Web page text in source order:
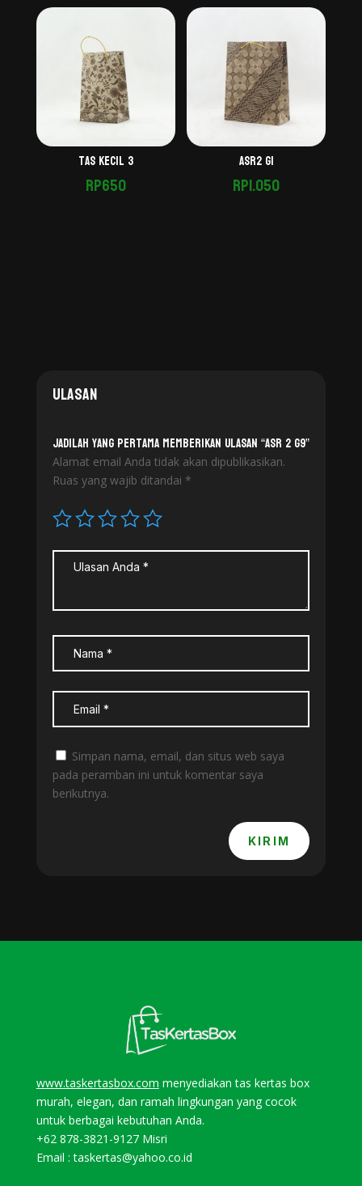
Tas Kecil 3
Rp650
Asr2 G1
Rp1.050
Ulasan
Jadilah yang pertama memberikan ulasan “Asr 2 G9”
Alamat email Anda tidak akan dipublikasikan.
Ruas yang wajib ditandai *
Simpan nama, email, dan situs web saya
pada peramban ini untuk komentar saya
berikutnya.
KIRIM
www.taskertasbox.com menyediakan tas kertas box
murah, elegan, dan ramah lingkungan yang cocok
untuk berbagai kebutuhan Anda.
+62 878-3821-9127Misri
Email : taskertas@yahoo.co.id